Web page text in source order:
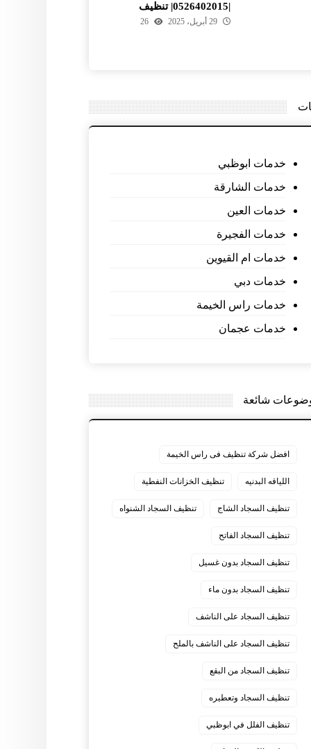
|0526402015| تنظيف
المجالس
29 أبريل، 2025 26
خدمات ابوظبي
خدمات الشارقة
خدمات العين
خدمات الفجيرة
خدمات ام القيوين
خدمات دبي
خدمات راس الخيمة
خدمات عجمان
شائعة
افضل شركة تنظيف فى راس الخيمة
اللياقه البدنيه تنظيف الخزانات النفطية
تنظيف السجاد الشاج تنظيف السجاد الشنواه
تنظيف السجاد الفاتح
تنظيف السجاد بدون غسيل
تنظيف السجاد بدون ماء
تنظيف السجاد على الناشف
تنظيف السجاد على الناشف بالملح
تنظيف السجاد من البقع
تنظيف السجاد وتعطيره
تنظيف الفلل في ابوظبي